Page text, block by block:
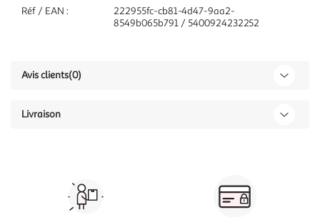
Réf / EAN :
222955fc-cb81-4d47-9aa2-
8549b065b791 / 5400924232252
Avis clients(0)
Livraison